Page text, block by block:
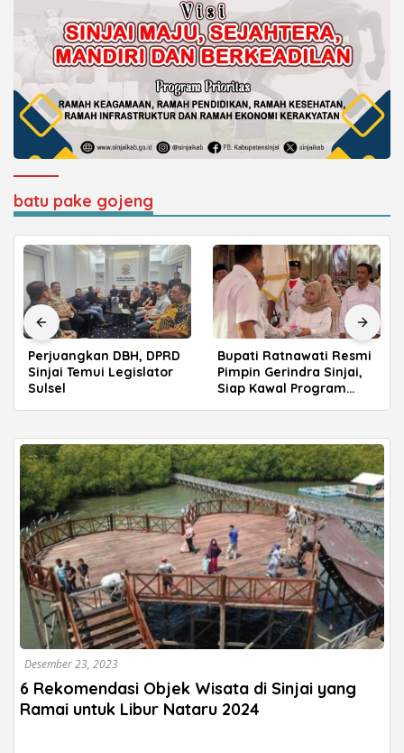
batu pake gojeng
Bupati Ratnawati Resmi
Pimpin Gerindra Sinjai,
Siap Kawal Program
Tingkatkan Kualitas
Layanan, BRI Gelar
Apresiasi Nasabah
Desember 23, 2023
6 Rekomendasi Objek Wisata di Sinjai yang
Ramai untuk Libur Nataru 2024